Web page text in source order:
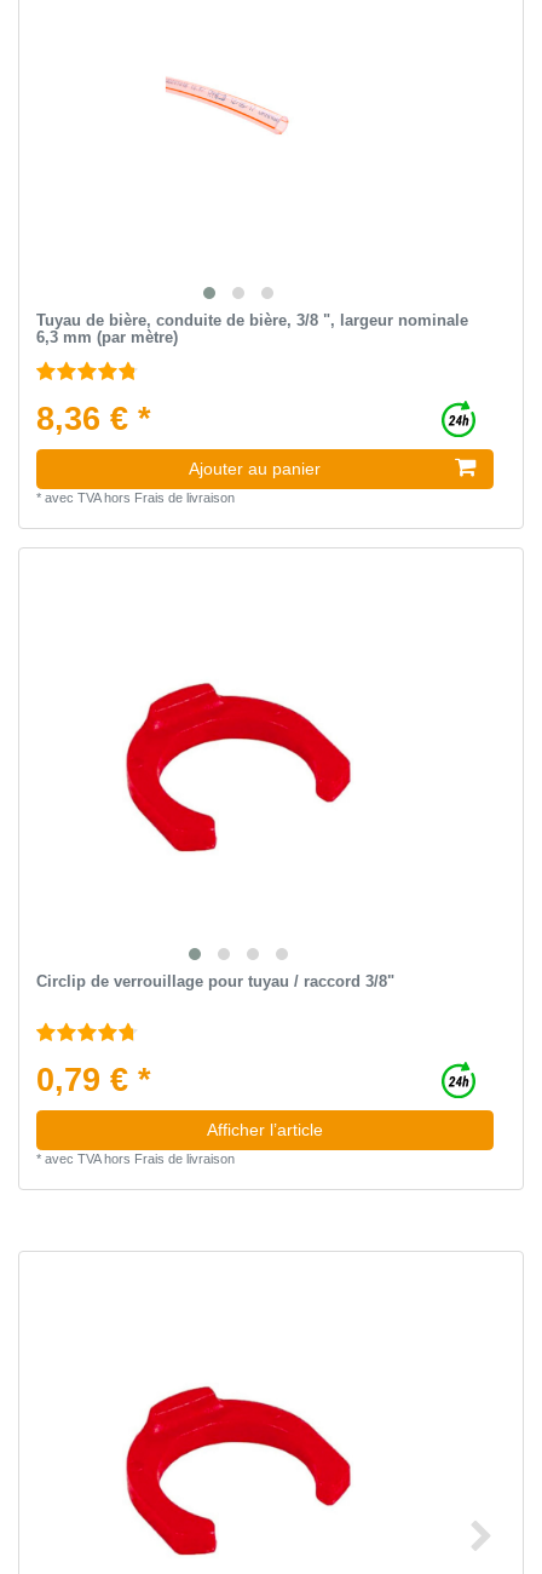
Tuyau de bière, conduite de bière, 3/8 ", largeur nominale
6,3 mm (par mètre)
8,36 € *
Ajouter au panier
* avec TVAhors Frais de livraison
Circlip de verrouillage pour tuyau / raccord 3/8"
0,79 € *
Afficher l’article
* avec TVAhors Frais de livraison